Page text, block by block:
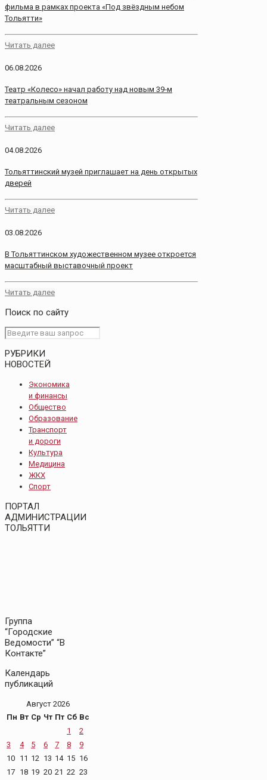
фильма в рамках проекта «Под звёздным небом
Тольятти»
Читать далее
06.08.2026
Театр «Колесо» начал работу над новым 39‑м
театральным сезоном
Читать далее
04.08.2026
Тольяттинский музей приглашает на день открытых
дверей
Читать далее
03.08.2026
В Тольяттинском художественном музее откроется
масштабный выставочный проект
Читать далее
Поиск по сайту
РУБРИКИ
НОВОСТЕЙ
Экономика
и финансы
Общество
Образование
Транспорт
и дороги
Культура
Медицина
ЖКХ
Спорт
ПОРТАЛ
АДМИНИСТРАЦИИ
ТОЛЬЯТТИ
Группа
“Городские
Ведомости” “В
Контакте”
Календарь
публикаций
Август 2026
Пн Вт Ср Чт Пт Сб Вс
1
2
3
4 5 6 7 8
9
10 11 12 13 14 15 16
17 18 19 20 21 22 23